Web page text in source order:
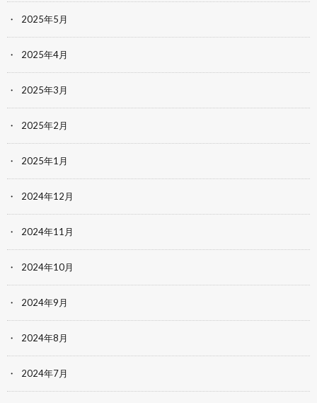
2025年5月
2025年4月
2025年3月
2025年2月
2025年1月
2024年12月
2024年11月
2024年10月
2024年9月
2024年8月
2024年7月